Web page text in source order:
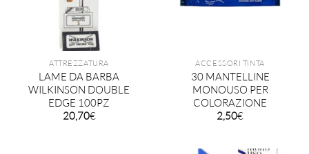
ATTREZZATURA
LAME DA BARBA
WILKINSON DOUBLE
EDGE 100PZ
20,70€
ACCESSORI TINTA
30 MANTELLINE
MONOUSO PER
COLORAZIONE
2,50€